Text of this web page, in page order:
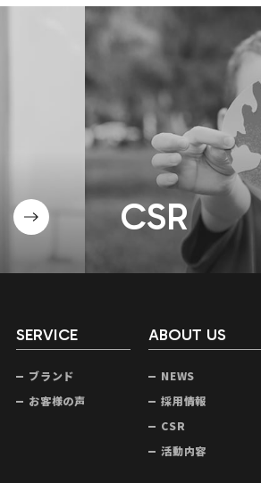
CSR
SERVICE
ブランド
お客様の声
ABOUT US
NEWS
採用情報
CSR
活動内容